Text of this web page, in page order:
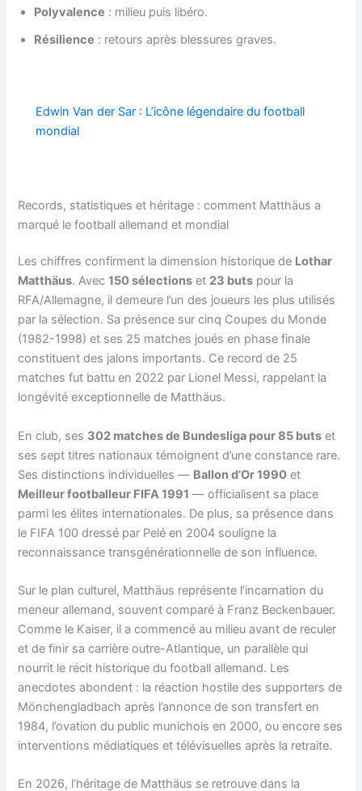
Polyvalence : milieu puis libéro.
Résilience : retours après blessures graves.
Edwin Van der Sar : L’icône légendaire du football
mondial
Records, statistiques et héritage : comment Matthäus a
marqué le football allemand et mondial
Les chiffres confirment la dimension historique de Lothar
Matthäus. Avec150 sélections et 23 buts pour la
RFA/Allemagne, il demeure l’un des joueurs les plus utilisés
par la sélection. Sa présence sur cinq Coupes du Monde
(1982-1998) et ses 25 matches joués en phase finale
constituent des jalons importants. Ce record de 25
matches fut battu en 2022 par Lionel Messi, rappelant la
longévité exceptionnelle de Matthäus.
En club, ses 302 matches de Bundesliga pour 85 buts et
ses sept titres nationaux témoignent d’une constance rare.
Ses distinctions individuelles — Ballon d’Or 1990 et
Meilleur footballeur FIFA 1991 — officialisent sa place
parmi les élites internationales. De plus, sa présence dans
le FIFA 100 dressé par Pelé en 2004 souligne la
reconnaissance transgénérationnelle de son influence.
Sur le plan culturel, Matthäus représente l’incarnation du
meneur allemand, souvent comparé à Franz Beckenbauer.
Comme le Kaiser, il a commencé au milieu avant de reculer
et de finir sa carrière outre-Atlantique, un parallèle qui
nourrit le récit historique du football allemand. Les
anecdotes abondent : la réaction hostile des supporters de
Mönchengladbach après l’annonce de son transfert en
1984, l’ovation du public munichois en 2000, ou encore ses
interventions médiatiques et télévisuelles après la retraite.
En 2026, l’héritage de Matthäus se retrouve dans la